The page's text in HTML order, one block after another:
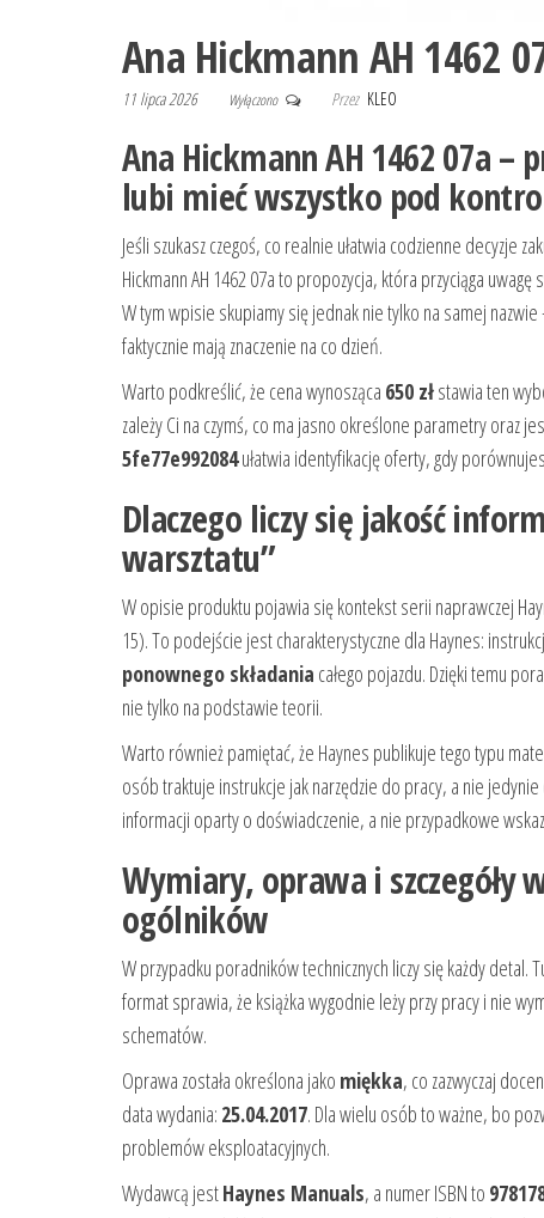
Ana Hickmann AH 1462
11 lipca 2026 Wyłączono Przez KLEO
Ana Hickmann AH 1462 07a
lubi mieć wszystko pod
Jeśli szukasz czegoś, co realnie ułatwia codzienne decyzje
Hickmann AH 1462 07a to propozycja, która przyciąga
W tym wpisie skupiamy się jednak nie tylko na samej
faktycznie mają znaczenie na co dzień.
Warto podkreślić, że cena wynosząca 650 złstawia ten
zależy Ci na czymś, co ma jasno określone parametry oraz
5fe77e992084ułatwia identyfikację oferty, gdy
Dlaczego liczy się jakość
warsztatu”
W opisie produktu pojawia się kontekst serii naprawczej
15). To podejście jest charakterystyczne dla Haynes:
ponownego składania całego pojazdu. Dzięki temu
nie tylko na podstawie teorii.
Warto również pamiętać, że Haynes publikuje tego typu
osób traktuje instrukcje jak narzędzie do pracy, a nie
informacji oparty o doświadczenie, a nie przypadkowe
Wymiary, oprawa i szczegóły
ogólników
W przypadku poradników technicznych liczy się każdy detal.
format sprawia, że książka wygodnie leży przy pracy i nie
schematów.
Oprawa została określona jako miękka, co zazwyczaj
data wydania: 25.04.2017. Dla wielu osób to ważne, bo
problemów eksploatacyjnych.
Wydawcą jestHaynes Manuals, a numer ISBN to